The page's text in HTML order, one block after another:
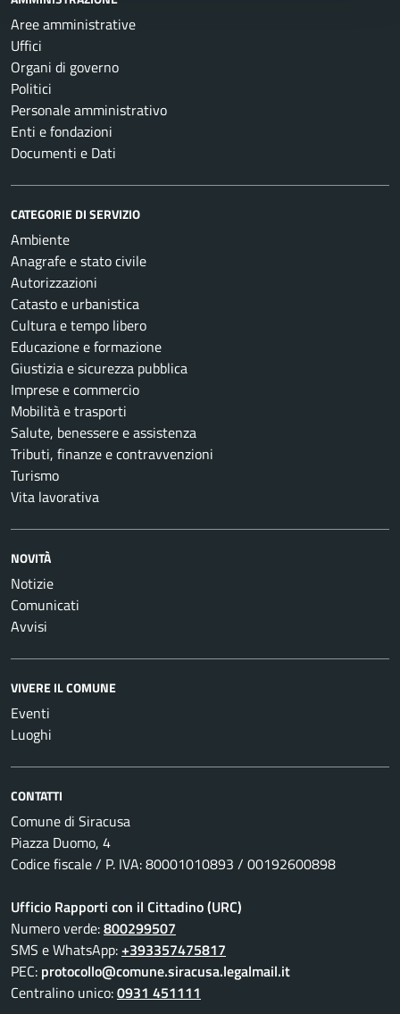
Aree amministrative
Uffici
Organi di governo
Politici
Personale amministrativo
Enti e fondazioni
Documenti e Dati
CATEGORIE DI SERVIZIO
Ambiente
Anagrafe e stato civile
Autorizzazioni
Catasto e urbanistica
Cultura e tempo libero
Educazione e formazione
Giustizia e sicurezza pubblica
Imprese e commercio
Mobilità e trasporti
Salute, benessere e assistenza
Tributi, finanze e contravvenzioni
Turismo
Vita lavorativa
NOVITÀ
Notizie
Comunicati
Avvisi
VIVERE IL COMUNE
Eventi
Luoghi
CONTATTI
Comune di Siracusa
Piazza Duomo, 4
Codice fiscale / P. IVA: 80001010893 / 00192600898
Ufficio Rapporti con il Cittadino (URC)
Numero verde:800299507
SMS e WhatsApp:+393357475817
PEC: protocollo@comune.siracusa.legalmail.it
Centralino unico:0931 451111